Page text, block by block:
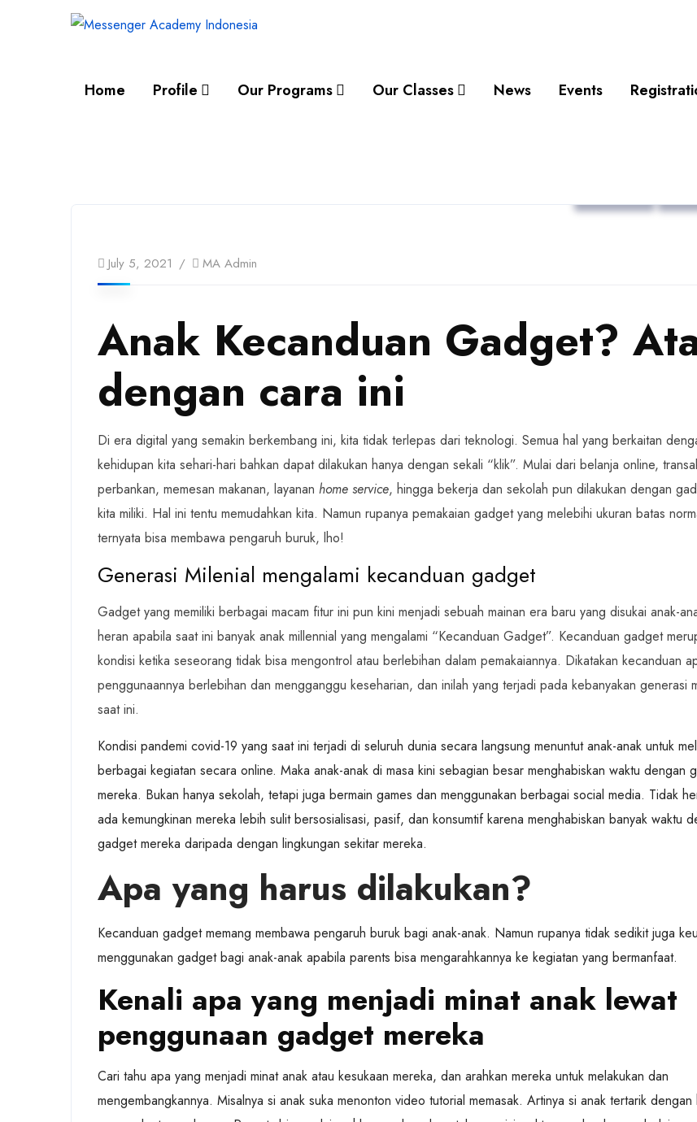
Home Profile Our Programs Our Classes News Events
July 5, 2021 MA Admin
Anak Kecanduan Gadget?
dengan cara ini
Di era digital yang semakin berkembang ini, kita tidak terlepas dari teknologi. Semua hal yang berkaitan
kehidupan kita sehari-hari bahkan dapat dilakukan hanya dengan sekali “klik”. Mulai dari belanja online,
perbankan, memesan makanan, layanan home service, hingga bekerja dan sekolah pun dilakukan dengan
kita miliki. Hal ini tentu memudahkan kita. Namun rupanya pemakaian gadget yang melebihi ukuran batas
ternyata bisa membawa pengaruh buruk, lho!
Generasi Milenial mengalami kecanduan gadget
Gadget yang memiliki berbagai macam fitur ini pun kini menjadi sebuah mainan era baru yang disukai anak-
heran apabila saat ini banyak anak millennial yang mengalami “Kecanduan Gadget”. Kecanduan gadget
kondisi ketika seseorang tidak bisa mengontrol atau berlebihan dalam pemakaiannya. Dikatakan kecanduan
penggunaannya berlebihan dan mengganggu keseharian, dan inilah yang terjadi pada kebanyakan generasi
saat ini.
Kondisi pandemi covid-19 yang saat ini terjadi di seluruh dunia secara langsung menuntut anak-anak untuk
berbagai kegiatan secara online. Maka anak-anak di masa kini sebagian besar menghabiskan waktu dengan
mereka. Bukan hanya sekolah, tetapi juga bermain games dan menggunakan berbagai social media. Tidak
ada kemungkinan mereka lebih sulit bersosialisasi, pasif, dan konsumtif karena menghabiskan banyak waktu
gadget mereka daripada dengan lingkungan sekitar mereka.
Apa yang harus dilakukan?
Kecanduan gadget memang membawa pengaruh buruk bagi anak-anak. Namun rupanya tidak sedikit juga
menggunakan gadget bagi anak-anak apabila parents bisa mengarahkannya ke kegiatan yang bermanfaat.
Kenali apa yang menjadi minat anak lewat
penggunaan gadget mereka
Cari tahu apa yang menjadi minat anak atau kesukaan mereka, dan arahkan mereka untuk melakukan dan
mengembangkannya. Misalnya si anak suka menonton video tutorial memasak. Artinya si anak tertarik dengan